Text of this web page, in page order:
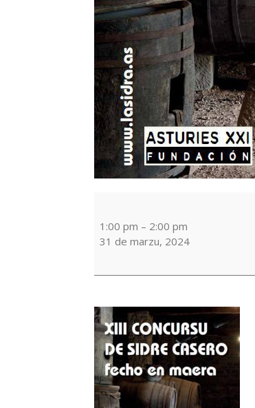
SIDRE
CASERO
MAERA
1:00 pm – 2:00 pm
31 de marzu, 2024